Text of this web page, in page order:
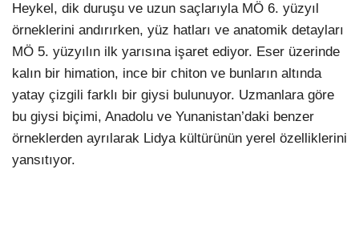
Heykel, dik duruşu ve uzun saçlarıyla MÖ 6. yüzyıl
örneklerini andırırken, yüz hatları ve anatomik detayları
MÖ 5. yüzyılın ilk yarısına işaret ediyor. Eser üzerinde
kalın bir himation, ince bir chiton ve bunların altında
yatay çizgili farklı bir giysi bulunuyor. Uzmanlara göre
bu giysi biçimi, Anadolu ve Yunanistan’daki benzer
örneklerden ayrılarak Lidya kültürünün yerel özelliklerini
yansıtıyor.